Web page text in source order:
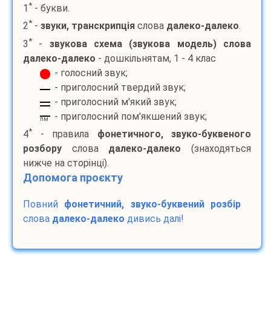
1 * - букви.
2* - звуки, транскрипція слова далеко-далеко.
3* - звукова схема (звукова модель) слова
далеко-далеко - дошкільнятам, 1 - 4 клас
- голосний звук;
- приголосний твердий звук;
- приголосний м'який звук;
пм
- приголосний пом'якшений звук;
4* - правила фонетичного, звуко-буквеного
розбору слова далеко-далеко (знаходяться
нижче на сторінці).
Допомога проєкту
Повний фонетичний, звуко-буквений розбір
слова далеко-далеко дивись далі!